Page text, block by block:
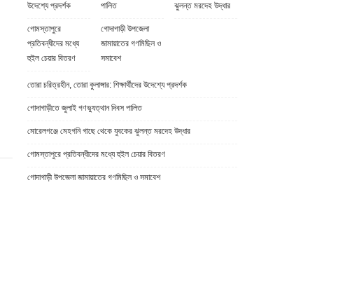
উদেশ্যে প্রদর্শক
পালিত
ঝুলন্ত মরদেহ উদ্ধার
গোমস্তাপুরে
প্রতিবন্ধীদের মধ্যে
হুইল চেয়ার বিতরণ
গোদাগাড়ী উপজেলা
জামায়াতের গণমিছিল ও
সমাবেশ
তোরা চরিত্রহীন, তোরা কুলাঙ্গার: শিক্ষার্থীদের উদেশ্যে প্রদর্শক
গোদাগাড়ীতে জুলাই গণভ্যুত্থান দিবস পালিত
মোরেলগঞ্জে মেহগনি গাছে থেকে যুবকের ঝুলন্ত মরদেহ উদ্ধার
গোমস্তাপুরে প্রতিবন্ধীদের মধ্যে হুইল চেয়ার বিতরণ
গোদাগাড়ী উপজেলা জামায়াতের গণমিছিল ও সমাবেশ